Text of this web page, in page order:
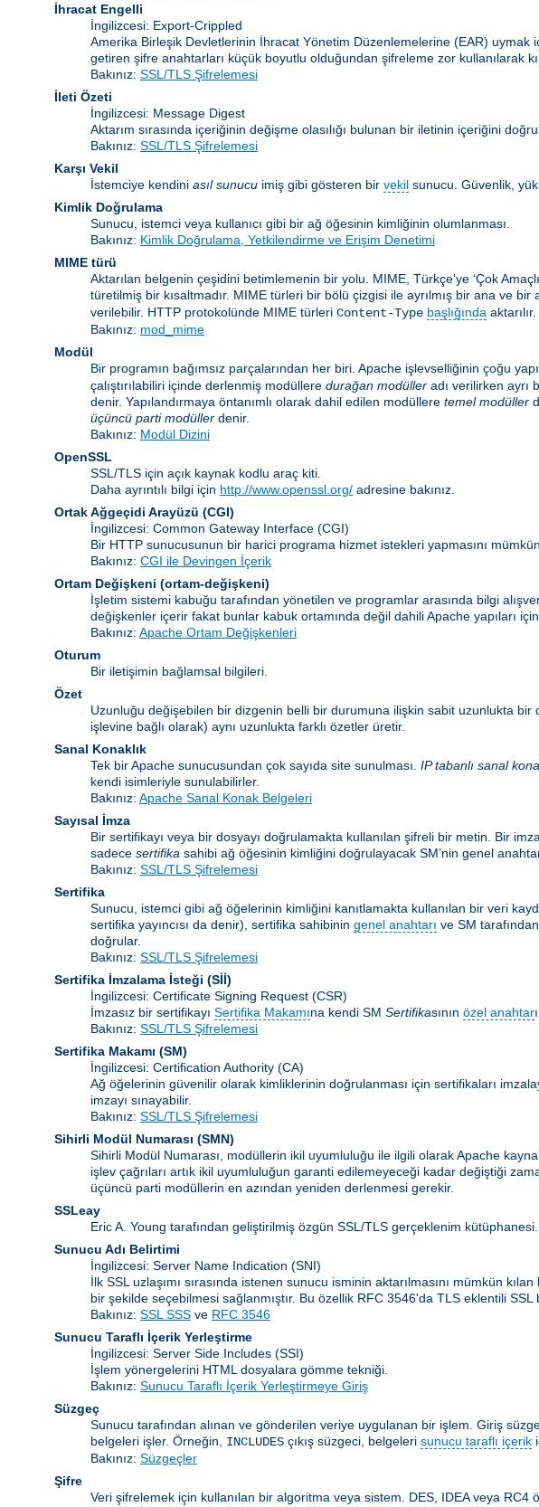
İhracat Engelli
İngilizcesi: Export-Crippled
Amerika Birleşik Devletlerinin İhracat Yönetim Düzenlemelerine (EAR) uymak
getiren şifre anahtarları küçük boyutlu olduğundan şifreleme zor kullanılarak
Bakınız: SSL/TLS Şifrelemesi
İleti Özeti
İngilizcesi: Message Digest
Aktarım sırasında içeriğinin değişme olasılığı bulunan bir iletinin içeriğini
Bakınız: SSL/TLS Şifrelemesi
Karşı Vekil
İstemciye kendini asıl sunucu imiş gibi gösteren bir vekil sunucu. Güvenlik,
Kimlik Doğrulama
Sunucu, istemci veya kullanıcı gibi bir ağ öğesinin kimliğinin olumlanması.
Bakınız: Kimlik Doğrulama, Yetkilendirme ve Erişim Denetimi
MIME türü
Aktarılan belgenin çeşidini betimlemenin bir yolu. MIME, Türkçe’ye ‘Çok
türetilmiş bir kısaltmadır. MIME türleri bir bölü çizgisi ile ayrılmış bir ana ve
verilebilir. HTTP protokolünde MIME türleri Content-Type başlığında aktarılır.
Bakınız: mod_mime
Modül
Bir programın bağımsız parçalarından her biri. Apache işlevselliğinin çoğu
çalıştırılabiliri içinde derlenmiş modüllere durağan modüller adı verilirken ayrı
denir. Yapılandırmaya öntanımlı olarak dahil edilen modüllere temel modüller
üçüncü parti modüller denir.
Bakınız: Modül Dizini
OpenSSL
SSL/TLS için açık kaynak kodlu araç kiti.
Daha ayrıntılı bilgi için http://www.openssl.org/ adresine bakınız.
Ortak Ağgeçidi Arayüzü (CGI)
İngilizcesi: Common Gateway Interface (CGI)
Bir HTTP sunucusunun bir harici programa hizmet istekleri yapmasını
Bakınız: CGI ile Devingen İçerik
Ortam Değişkeni (ortam-değişkeni)
İşletim sistemi kabuğu tarafından yönetilen ve programlar arasında bilgi
değişkenler içerir fakat bunlar kabuk ortamında değil dahili Apache yapıları
Bakınız: Apache Ortam Değişkenleri
Oturum
Bir iletişimin bağlamsal bilgileri.
Özet
Uzunluğu değişebilen bir dizgenin belli bir durumuna ilişkin sabit uzunlukta
işlevine bağlı olarak) aynı uzunlukta farklı özetler üretir.
Sanal Konaklık
Tek bir Apache sunucusundan çok sayıda site sunulması. IP tabanlı sanal
kendi isimleriyle sunulabilirler.
Bakınız: Apache Sanal Konak Belgeleri
Sayısal İmza
Bir sertifikayı veya bir dosyayı doğrulamakta kullanılan şifreli bir metin. Bir imza
sadece sertifika sahibi ağ öğesinin kimliğini doğrulayacak SM’nin genel
Bakınız: SSL/TLS Şifrelemesi
Sertifika
Sunucu, istemci gibi ağ öğelerinin kimliğini kanıtlamakta kullanılan bir veri
sertifika yayıncısı da denir), sertifika sahibinin genel anahtarı ve SM
doğrular.
Bakınız: SSL/TLS Şifrelemesi
Sertifika İmzalama İsteği (Sİİ)
İngilizcesi: Certificate Signing Request (CSR)
İmzasız bir sertifikayı Sertifika Makamına kendi SM Sertifikasının özel anahtar
Bakınız: SSL/TLS Şifrelemesi
Sertifika Makamı (SM)
İngilizcesi: Certification Authority (CA)
Ağ öğelerinin güvenilir olarak kimliklerinin doğrulanması için sertifikaları
imzayı sınayabilir.
Bakınız: SSL/TLS Şifrelemesi
Sihirli Modül Numarası (SMN)
Sihirli Modül Numarası, modüllerin ikil uyumluluğu ile ilgili olarak Apache
işlev çağrıları artık ikil uyumluluğun garanti edilemeyeceği kadar değiştiği
üçüncü parti modüllerin en azından yeniden derlenmesi gerekir.
SSLeay
Eric A. Young tarafından geliştirilmiş özgün SSL/TLS gerçeklenim kütüphanesi.
Sunucu Adı Belirtimi
İngilizcesi: Server Name Indication (SNI)
İlk SSL uzlaşımı sırasında istenen sunucu isminin aktarılmasını mümkün
bir şekilde seçebilmesi sağlanmıştır. Bu özellik RFC 3546'da TLS eklentili
Bakınız: SSL SSS ve RFC 3546
Sunucu Taraflı İçerik Yerleştirme
İngilizcesi: Server Side Includes (SSI)
İşlem yönergelerini HTML dosyalara gömme tekniği.
Bakınız: Sunucu Taraflı İçerik Yerleştirmeye Giriş
Süzgeç
Sunucu tarafından alınan ve gönderilen veriye uygulanan bir işlem. Giriş
belgeleri işler. Örneğin, INCLUDES çıkış süzgeci, belgeleri sunucu taraflı içerik
Bakınız: Süzgeçler
Şifre
Veri şifrelemek için kullanılan bir algoritma veya sistem. DES, IDEA veya RC4